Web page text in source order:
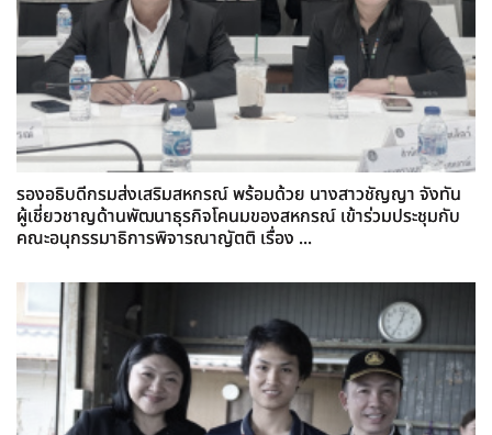
รองอธิบดีกรมส่งเสริมสหกรณ์ พร้อมด้วย นางสาวชัญญา จังทัน
ผู้เชี่ยวชาญด้านพัฒนาธุรกิจโคนมของสหกรณ์ เข้าร่วมประชุมกับ
คณะอนุกรรมาธิการพิจารณาญัตติ เรื่อง ...